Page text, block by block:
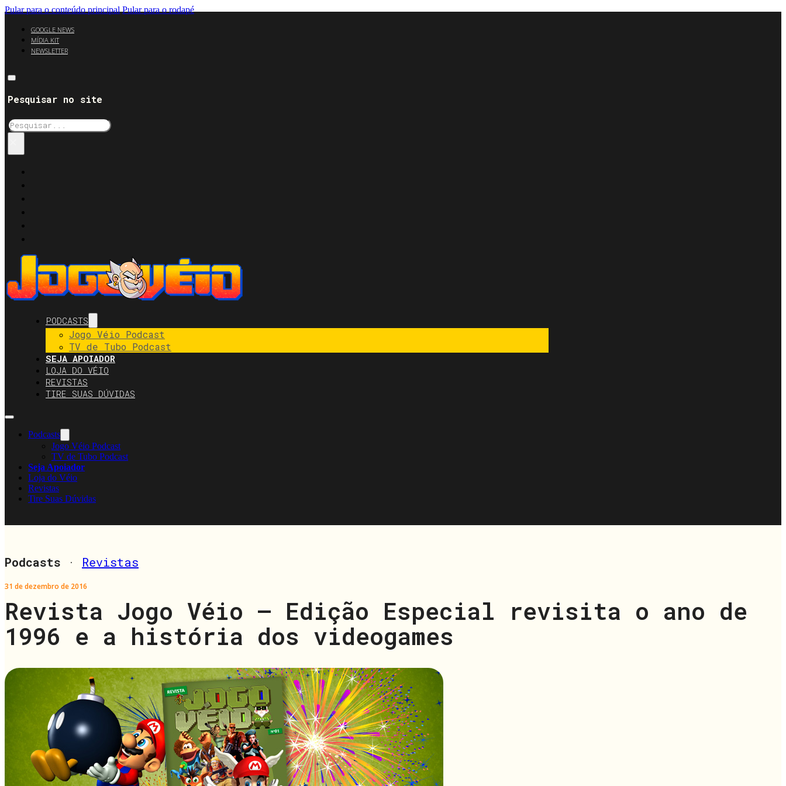
Pular para o conteúdo principal Pular para o rodapé
GOOGLE NEWS
MÍDIA KIT
NEWSLETTER
Pesquisar no site
Pesquisar
PODCASTS
Jogo Véio Podcast
TV de Tubo Podcast
SEJA APOIADOR
LOJA DO VÉIO
REVISTAS
TIRE SUAS DÚVIDAS
Podcasts
Jogo Véio Podcast
TV de Tubo Podcast
Seja Apoiador
Loja do Véio
Revistas
Tire Suas Dúvidas
Podcasts · Revistas
31 de dezembro de 2016
Revista Jogo Véio – Edição Especial revisita o ano de
1996 e a história dos videogames